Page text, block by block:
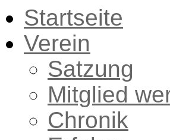
Startseite
Verein
Satzung
Mitglied
Chronik